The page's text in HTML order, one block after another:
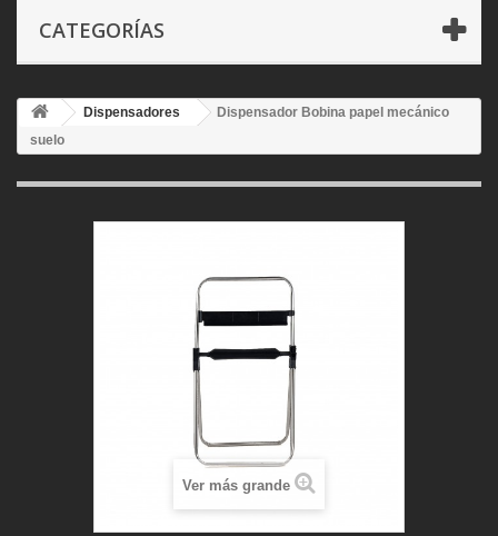
CATEGORÍAS
Dispensadores
Dispensador Bobina papel mecánico
suelo
Ver más grande